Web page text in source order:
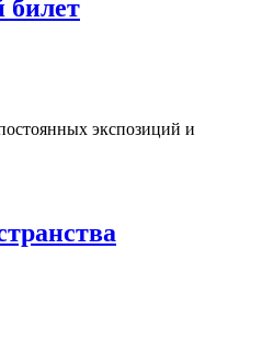
билет
экспозиций и